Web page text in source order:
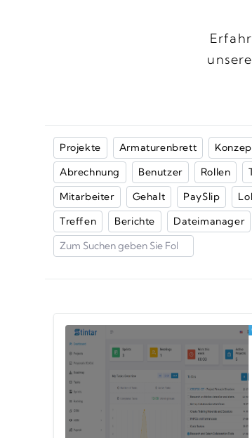
Projekte Armaturenbrett
Abrechnung
Benutzer Rollen
Mitarbeiter
Gehalt PaySlip
Treffen
Berichte Dateimanager